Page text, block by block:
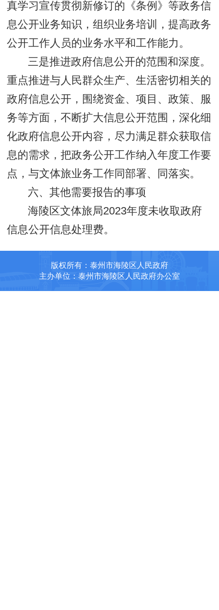
真学习宣传贯彻新修订的《条例》等政务信
息公开业务知识，组织业务培训，提高政务
公开工作人员的业务水平和工作能力。
三是推进政府信息公开的范围和深度。
重点推进与人民群众生产、生活密切相关的
政府信息公开，围绕资金、项目、政策、服
务等方面，不断扩大信息公开范围，深化细
化政府信息公开内容，尽力满足群众获取信
息的需求，把政务公开工作纳入年度工作要
点，与文体旅业务工作同部署、同落实。
六、其他需要报告的事项
海陵区文体旅局2023年度未收取政府
信息公开信息处理费。
版权所有：泰州市海陵区人民政府
主办单位：泰州市海陵区人民政府办公室